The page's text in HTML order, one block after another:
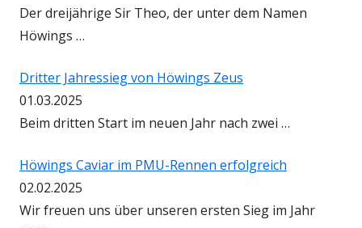
Der dreijährige Sir Theo, der unter dem Namen
Höwings …
Dritter Jahressieg von Höwings Zeus
01.03.2025
Beim dritten Start im neuen Jahr nach zwei …
Höwings Caviar im PMU-Rennen erfolgreich
02.02.2025
Wir freuen uns über unseren ersten Sieg im Jahr